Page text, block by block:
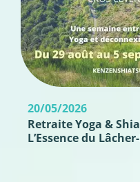
20/05/2026
Retraite Yoga &
L’Essence du